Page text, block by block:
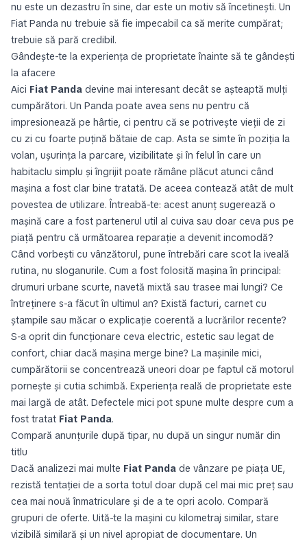
nu este un dezastru în sine, dar este un motiv să încetinești. Un
Fiat Panda nu trebuie să fie impecabil ca să merite cumpărat;
trebuie să pară credibil.
Gândește-te la experiența de proprietate înainte să te gândești
la afacere
Aici Fiat Panda devine mai interesant decât se așteaptă mulți
cumpărători. Un Panda poate avea sens nu pentru că
impresionează pe hârtie, ci pentru că se potrivește vieții de zi
cu zi cu foarte puțină bătaie de cap. Asta se simte în poziția la
volan, ușurința la parcare, vizibilitate și în felul în care un
habitaclu simplu și îngrijit poate rămâne plăcut atunci când
mașina a fost clar bine tratată. De aceea contează atât de mult
povestea de utilizare. Întreabă-te: acest anunț sugerează o
mașină care a fost partenerul util al cuiva sau doar ceva pus pe
piață pentru că următoarea reparație a devenit incomodă?
Când vorbești cu vânzătorul, pune întrebări care scot la iveală
rutina, nu sloganurile. Cum a fost folosită mașina în principal:
drumuri urbane scurte, navetă mixtă sau trasee mai lungi? Ce
întreținere s-a făcut în ultimul an? Există facturi, carnet cu
ștampile sau măcar o explicație coerentă a lucrărilor recente?
S-a oprit din funcționare ceva electric, estetic sau legat de
confort, chiar dacă mașina merge bine? La mașinile mici,
cumpărătorii se concentrează uneori doar pe faptul că motorul
pornește și cutia schimbă. Experiența reală de proprietate este
mai largă de atât. Defectele mici pot spune multe despre cum a
fost tratat Fiat Panda.
Compară anunțurile după tipar, nu după un singur număr din
titlu
Dacă analizezi mai multe Fiat Panda de vânzare pe piața UE,
rezistă tentației de a sorta totul doar după cel mai mic preț sau
cea mai nouă înmatriculare și de a te opri acolo. Compară
grupuri de oferte. Uită-te la mașini cu kilometraj similar, stare
vizibilă similară și un nivel apropiat de documentare. Un